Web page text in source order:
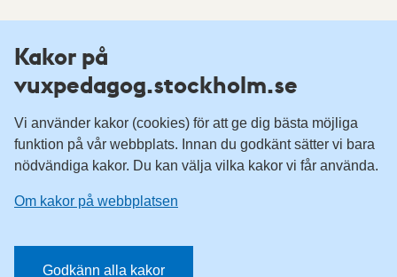
Fler resurser
Vuxenutbildning Stockholm
Information för leverantörsskolor
Sociala medier
Vuxenutbildning Stockholm, Instagram
Har du tips på vad vi borde publicera på webbplatsen? Mejla
Kakor på
vuxpedagog.stockholm.se
Vi använder kakor (cookies) för att ge dig bästa möjliga
funktion på vår webbplats. Innan du godkänt sätter vi bara
nödvändiga kakor. Du kan välja vilka kakor vi får använda.
Om kakor på webbplatsen
Godkänn alla kakor